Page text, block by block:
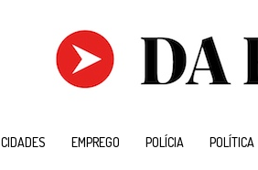
CIDADES EMPREGO POLÍCIA POLÍTICA